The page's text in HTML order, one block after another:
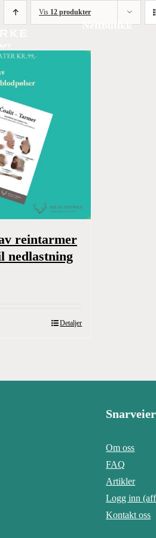
Nettbutikk
Vis 12 produkter
reintarmer
nedlastning
Detaljer
Snarveier
Om oss
FAQ
Artikler
Logg inn
Kontakt oss